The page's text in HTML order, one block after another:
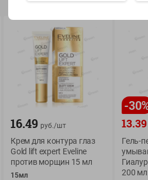
Показать 15-28 из 79
Условия доставки
Возврат товара
16.49 руб./шт
Крем для контура глаз
Gold lift expert Eveline
против морщин 15 мл
15мл
-30
13.39
Гель-
200 мл